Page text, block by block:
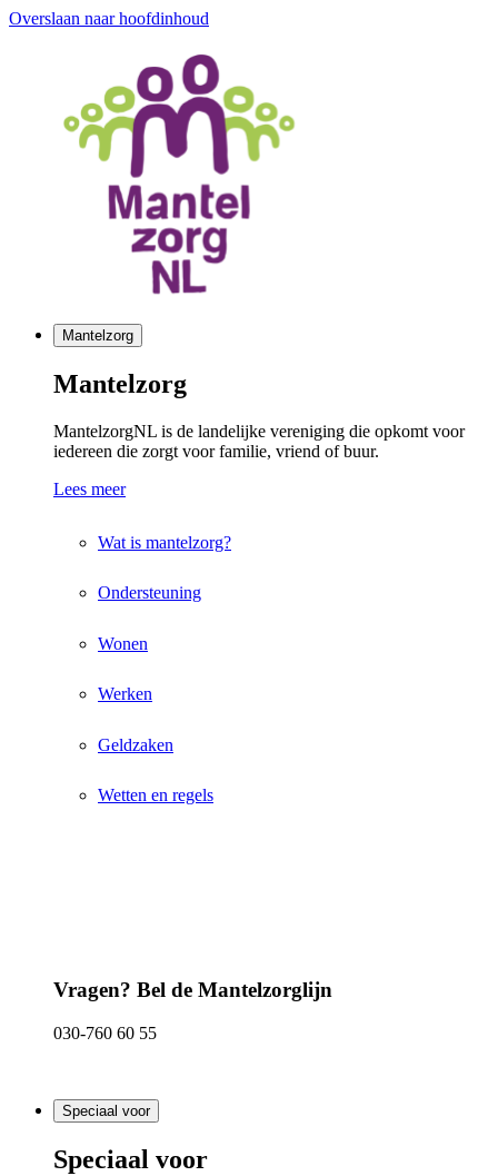
Overslaan naar hoofdinhoud
Mantelzorg
Mantelzorg
MantelzorgNL is de landelijke vereniging die opkomt voor
iedereen die zorgt voor familie, vriend of buur.
Lees meer
Wat is mantelzorg?
Ondersteuning
Wonen
Werken
Geldzaken
Wetten en regels
Vragen? Bel de Mantelzorglijn
030-760 60 55
Speciaal voor
Speciaal voor